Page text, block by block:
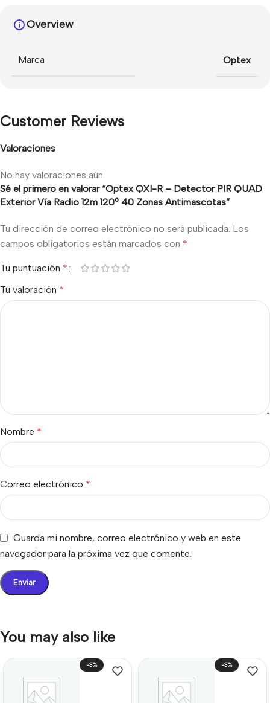
Overview
Marca Optex
Customer Reviews
Valoraciones
No hay valoraciones aún.
Sé el primero en valorar “Optex QXI-R – Detector PIR QUAD
Exterior Vía Radio 12m 120° 40 Zonas Antimascotas”
Tu dirección de correo electrónico no será publicada. Los
campos obligatorios están marcados con *
Tu puntuación *
Tu valoración *
Nombre *
Correo electrónico *
Guarda mi nombre, correo electrónico y web en este
navegador para la próxima vez que comente.
You may also like
-3% -3%